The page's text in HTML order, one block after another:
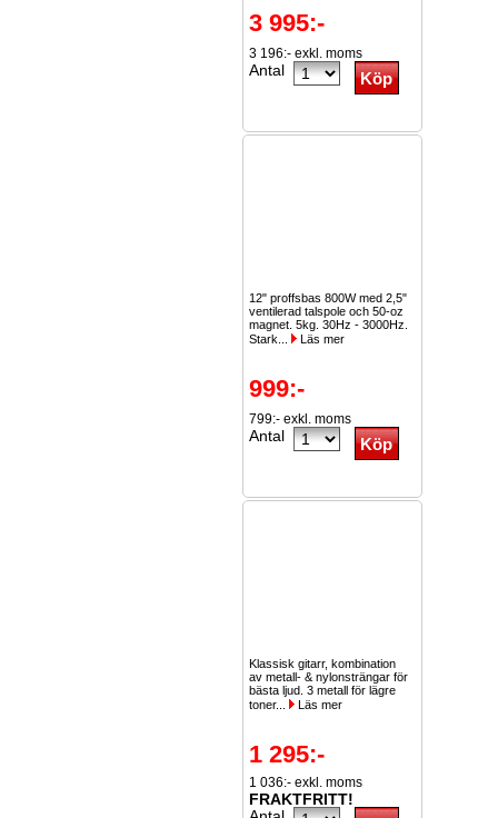
3 995:-
3 196:- exkl. moms
Antal
12" proffsbas 800W med 2,5"
ventilerad talspole och 50-oz
magnet. 5kg. 30Hz - 3000Hz.
Stark...
Läs mer
999:-
799:- exkl. moms
Antal
Klassisk gitarr, kombination
av metall- & nylonsträngar för
bästa ljud. 3 metall för lägre
toner...
Läs mer
1 295:-
1 036:- exkl. moms
FRAKTFRITT!